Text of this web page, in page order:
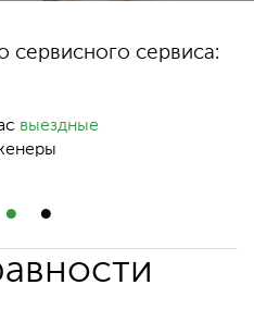
сервисного сервиса:
выездные